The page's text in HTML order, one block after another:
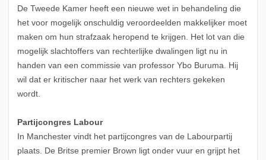
De Tweede Kamer heeft een nieuwe wet in behandeling die
het voor mogelijk onschuldig veroordeelden makkelijker moet
maken om hun strafzaak heropend te krijgen. Het lot van die
mogelijk slachtoffers van rechterlijke dwalingen ligt nu in
handen van een commissie van professor Ybo Buruma. Hij
wil dat er kritischer naar het werk van rechters gekeken
wordt.
Partijcongres Labour
In Manchester vindt het partijcongres van de Labourpartij
plaats. De Britse premier Brown ligt onder vuur en grijpt het